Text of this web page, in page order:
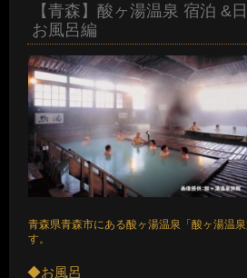
【青森】酸ヶ湯温泉 宿泊 &
お風呂編
青森県青森市にある酸ヶ湯温泉「酸ヶ湯温
す。
◆お風呂